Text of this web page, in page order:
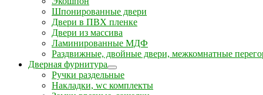
Шпонированные двери
Двери в ПВХ пленке
Двери из массива
Ламинированные МДФ
Раздвижные, двойные двери, межкомнатные
Дверная фурнитура
Ручки раздельные
Накладки, wc комплекты